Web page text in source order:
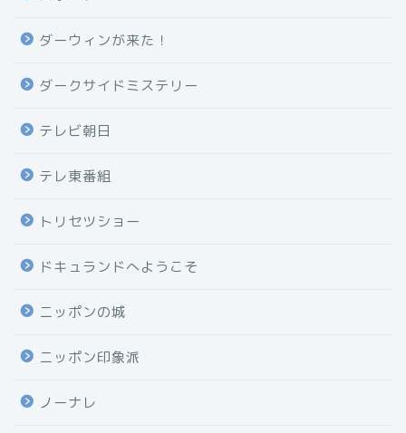
ダーウィンが来た！
ダークサイドミステリー
テレビ朝日
テレ東番組
トリセツショー
ドキュランドへようこそ
ニッポンの城
ニッポン印象派
ノーナレ